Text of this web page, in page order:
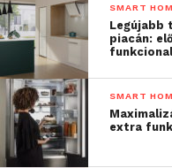
A Switchbot
hagyományos
SMART
Legújabb
piacán:
SMART
extra